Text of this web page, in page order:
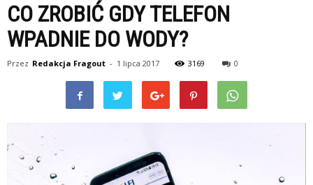
CO ZROBIĆ GDY TELEFON
WPADNIE DO WODY?
Przez Redakcja Fragout - 1 lipca 2017 3169 0